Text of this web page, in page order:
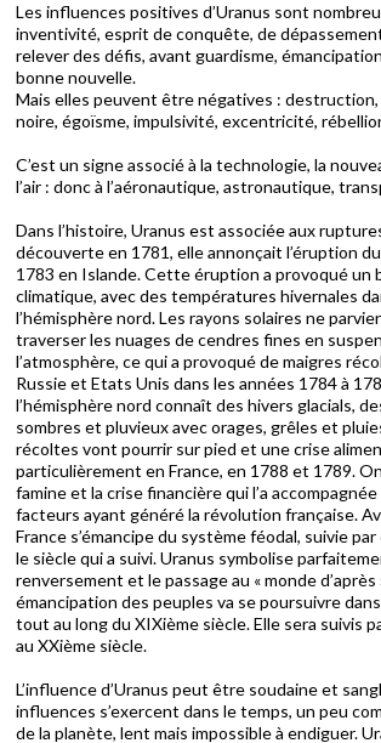
Les influences positives d’Uranus sont
inventivité, esprit de conquête, de
relever des défis, avant guardisme,
bonne nouvelle.
Mais elles peuvent être négatives :
noire, égoïsme, impulsivité, excentricité,
C’est un signe associé à la technologie, la
l’air : donc à l’aéronautique, astronautique,
Dans l’histoire, Uranus est associée aux
découverte en 1781, elle annonçait l’éruption
1783 en Islande. Cette éruption a provoqué un
climatique, avec des températures hivernales
l’hémisphère nord. Les rayons solaires ne
traverser les nuages de cendres fines en
l’atmosphère, ce qui a provoqué de maigres
Russie et Etats Unis dans les années 1784 à
l’hémisphère nord connaît des hivers glacials,
sombres et pluvieux avec orages, grêles et
récoltes vont pourrir sur pied et une crise
particulièrement en France, en 1788 et 1789.
famine et la crise financière qui l’a
facteurs ayant généré la révolution française.
France s’émancipe du système féodal, suivie par
le siècle qui a suivi. Uranus symbolise
renversement et le passage au « monde
émancipation des peuples va se poursuivre
tout au long du XIXième siècle. Elle sera suivis
au XXième siècle.
L’influence d’Uranus peut être soudaine et
influences s’exercent dans le temps, un peu
de la planète, lent mais impossible à endiguer.